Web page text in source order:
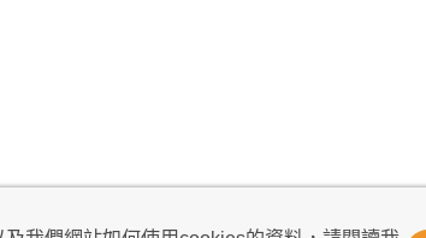
© Now TV Limited 2011-2026 著作權所有